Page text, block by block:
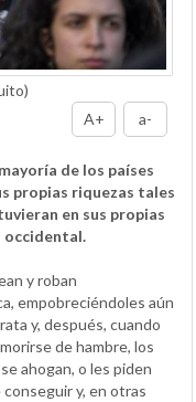
A+
a-
de los países
propias riquezas tales
en sus propias
occidental.
y roban
empobreciéndoles aún
y, después, cuando
de hambre, los
ahogan, o les piden
y, en otras